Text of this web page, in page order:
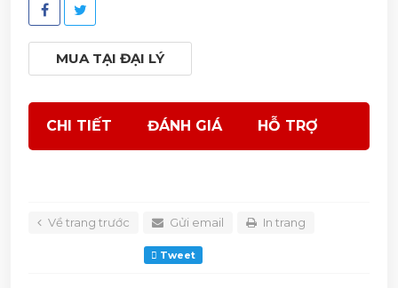
MUA TẠI ĐẠI LÝ
CHI TIẾT ĐÁNH GIÁ HỖ TRỢ
Về trang trước Gửi email In trang
Tweet